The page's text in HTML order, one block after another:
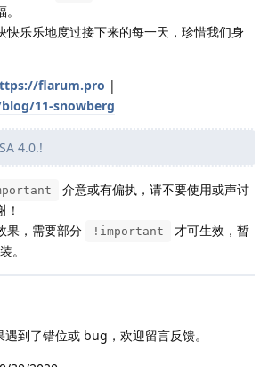
快乐乐地度过接下来的每一天，珍惜我们身
flarum.pro |
11-snowberg
4.0.!
介意或有偏执，请不要使用或声讨
果，需要部分
!important
才可生效，暂
。
到了错位或 bug，欢迎留言反馈。